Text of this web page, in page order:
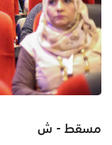
مسقط - ش